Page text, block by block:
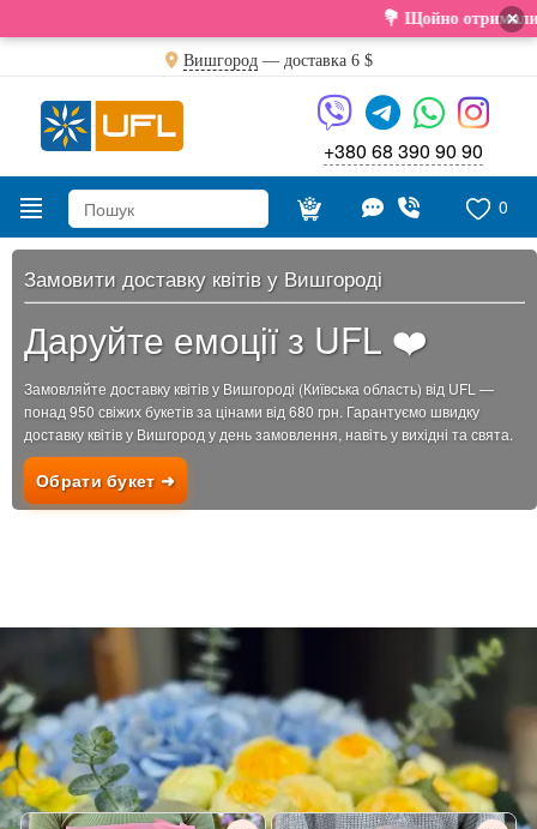
💐 Щойно отримали свіжу поставку. ×
Вишгород— доставка 6 $
+380 68 390 90 90
0
Замовити доставку квітів у Вишгороді
Даруйте емоції з UFL ❤️
Замовляйте доставку квітів у Вишгороді (Київська область) від UFL —
понад 950 свіжих букетів за цінами від 680 грн. Гарантуємо швидку
доставку квітів у Вишгород у день замовлення, навіть у вихідні та свята.
Обрати букет ➜
Київська область Доставка квітів Вишгород
РОЖЕВІ БУКЕТИ ДЛЯ НЕЇ В ВИШГОРОД
Всі рожеві букети